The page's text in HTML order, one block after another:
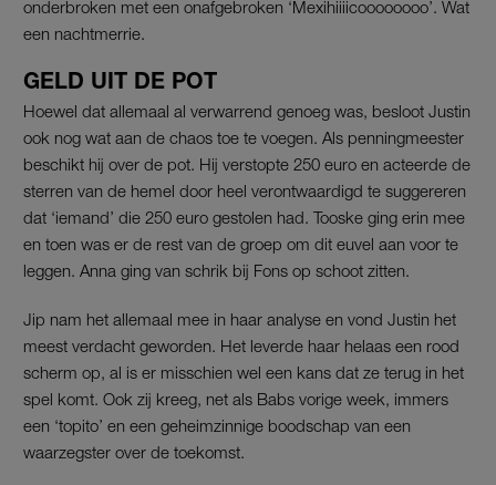
onderbroken met een onafgebroken ‘Mexihiiiicoooooooo’. Wat
een nachtmerrie.
GELD UIT DE POT
Hoewel dat allemaal al verwarrend genoeg was, besloot Justin
ook nog wat aan de chaos toe te voegen. Als penningmeester
beschikt hij over de pot. Hij verstopte 250 euro en acteerde de
sterren van de hemel door heel verontwaardigd te suggereren
dat ‘iemand’ die 250 euro gestolen had. Tooske ging erin mee
en toen was er de rest van de groep om dit euvel aan voor te
leggen. Anna ging van schrik bij Fons op schoot zitten.
Jip nam het allemaal mee in haar analyse en vond Justin het
meest verdacht geworden. Het leverde haar helaas een rood
scherm op, al is er misschien wel een kans dat ze terug in het
spel komt. Ook zij kreeg, net als Babs vorige week, immers
een ‘topito’ en een geheimzinnige boodschap van een
waarzegster over de toekomst.